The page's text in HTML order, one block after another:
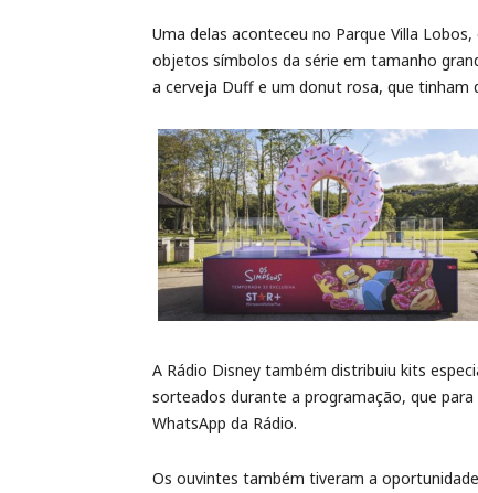
Uma delas aconteceu no Parque Villa
objetos símbolos da série em tamanho
a cerveja Duff e um donut rosa, que tinham
A Rádio Disney também distribuiu kits
sorteados durante a programação, que
WhatsApp da Rádio.
Os ouvintes também tiveram a